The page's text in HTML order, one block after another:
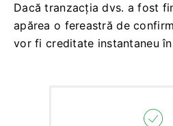
Dacă tranzacția dvs. a fost
apărea o fereastră de
vor fi creditate instantaneu